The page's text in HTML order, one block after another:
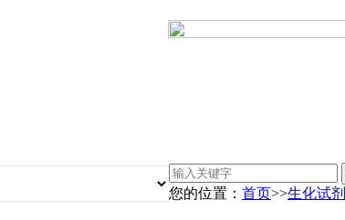
您的位置： 首页>>生化试剂